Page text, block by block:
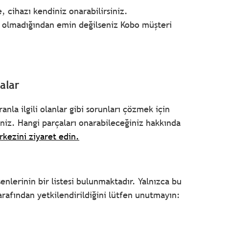
cihazı kendiniz onarabilirsiniz.
emin değilseniz Kobo müşteri
ilgili olanlar gibi sorunları çözmek için
Hangi parçaları onarabileceğiniz hakkında
ziyaret edin.
bir listesi bulunmaktadır. Yalnızca bu
yetkilendirildiğini lütfen unutmayın: